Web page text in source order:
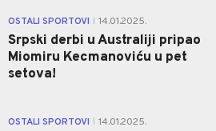
OSTALI SPORTOVI 14.01.2025.
Srpski derbi u Australiji pripao
Miomiru Kecmanoviću u pet
setova!
OSTALI SPORTOVI 14.01.2025.